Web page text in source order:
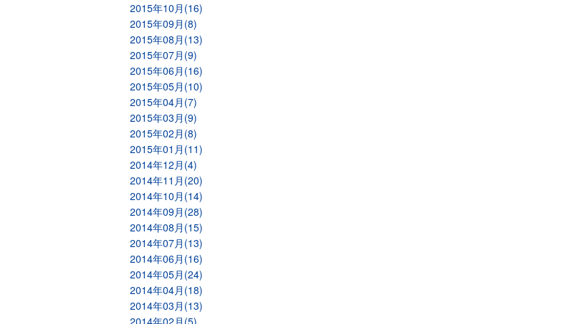
2015年10月(16)
2015年09月(8)
2015年08月(13)
2015年07月(9)
2015年06月(16)
2015年05月(10)
2015年04月(7)
2015年03月(9)
2015年02月(8)
2015年01月(11)
2014年12月(4)
2014年11月(20)
2014年10月(14)
2014年09月(28)
2014年08月(15)
2014年07月(13)
2014年06月(16)
2014年05月(24)
2014年04月(18)
2014年03月(13)
2014年02月(5)